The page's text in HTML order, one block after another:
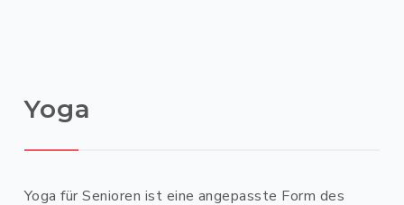
Yoga
Yoga für Senioren ist eine angepasste Form des